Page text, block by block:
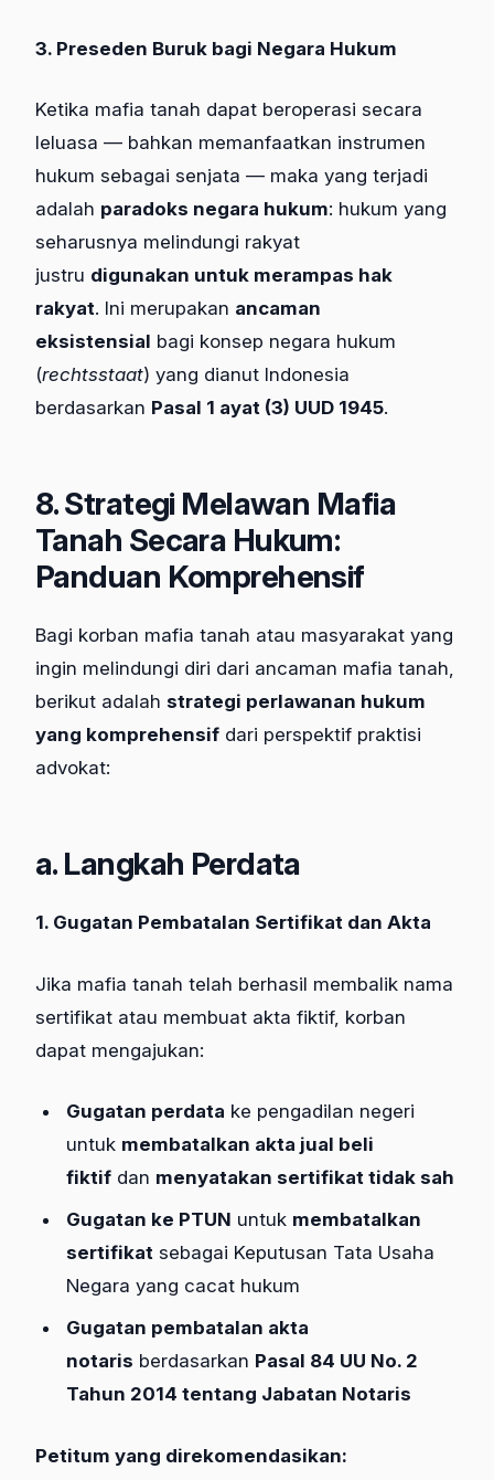
3. Preseden Buruk bagi Negara Hukum
Ketika mafia tanah dapat beroperasi secara
leluasa — bahkan memanfaatkan instrumen
hukum sebagai senjata — maka yang terjadi
adalah paradoks negara hukum: hukum yang
seharusnya melindungi rakyat
justru digunakan untuk merampas hak
rakyat. Ini merupakan ancaman
eksistensial bagi konsep negara hukum
(rechtsstaat) yang dianut Indonesia
berdasarkan Pasal 1 ayat (3) UUD 1945.
8. Strategi Melawan Mafia
Tanah Secara Hukum:
Panduan Komprehensif
Bagi korban mafia tanah atau masyarakat yang
ingin melindungi diri dari ancaman mafia tanah,
berikut adalah strategi perlawanan hukum
yang komprehensif dari perspektif praktisi
advokat:
a. Langkah Perdata
1. Gugatan Pembatalan Sertifikat dan Akta
Jika mafia tanah telah berhasil membalik nama
sertifikat atau membuat akta fiktif, korban
dapat mengajukan:
Gugatan perdata ke pengadilan negeri
untuk membatalkan akta jual beli
fiktif dan menyatakan sertifikat tidak sah
Gugatan ke PTUN untuk membatalkan
sertifikat sebagai Keputusan Tata Usaha
Negara yang cacat hukum
Gugatan pembatalan akta
notaris berdasarkan Pasal 84 UU No. 2
Tahun 2014 tentang Jabatan Notaris
Petitum yang direkomendasikan: